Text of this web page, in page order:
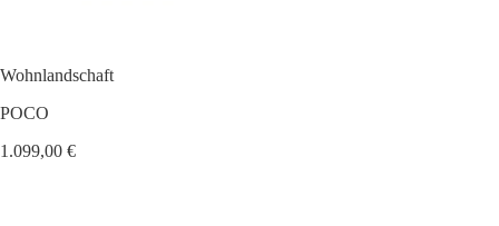
Wohnlandschaft
POCO
1.099,00 €